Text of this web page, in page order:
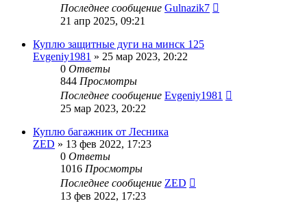
Последнее сообщение Gulnazik7
21 апр 2025, 09:21
Куплю защитные дуги на минск 125
Evgeniy1981 » 25 мар 2023, 20:22
0 Ответы
844 Просмотры
Последнее сообщение Evgeniy1981
25 мар 2023, 20:22
Куплю багажник от Лесника
ZED » 13 фев 2022, 17:23
0 Ответы
1016 Просмотры
Последнее сообщение ZED
13 фев 2022, 17:23